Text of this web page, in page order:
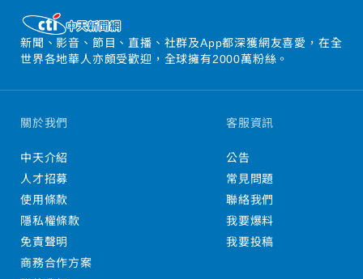
新聞、影音、節目、直播、社群及App都深獲網友喜愛，在全
世界各地華人亦頗受歡迎，全球擁有2000萬粉絲。
關於我們
中天介紹
人才招募
使用條款
隱私權條款
免責聲明
商務合作方案
客服資訊
公告
常見問題
聯絡我們
我要爆料
我要投稿